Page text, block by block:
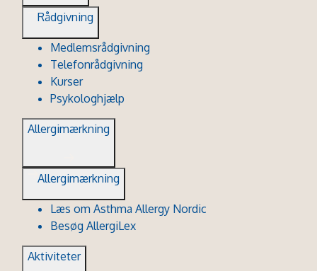
Rådgivning
Medlemsrådgivning
Telefonrådgivning
Kurser
Psykologhjælp
Allergimærkning
Allergimærkning
Læs om Asthma Allergy Nordic
Besøg AllergiLex
Aktiviteter